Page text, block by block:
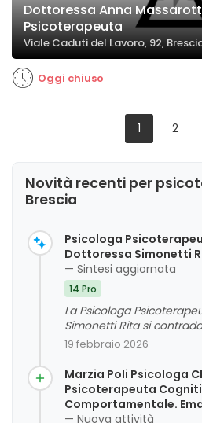
Dottoressa Anna
Psicoterapeuta
Viale Caduti del Lavoro, 92,
Oggi chiuso
1 2
Novità recenti per
Brescia
Psicologa
Dottoressa Simonetti
— Sintesi aggiornata
14 Pro
La Psicologa
Simonetti Rita si
competenza, empatia e
approccio professionale
verso una maggiore
personale. La maggior
evidenzia un giudizio
19 febbraio 2026
Marzia Poli Psicologa
Psicoterapeuta
Comportamentale.
— Nuova attività